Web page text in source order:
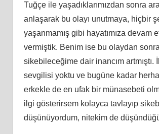
Tuğçe ile yaşadıklarımızdan sonra
anlaşarak bu olayı unutmaya, hiçbir
yaşanmamış gibi hayatımıza devam
vermiştik. Benim ise bu olaydan
sikebileceğime dair inancım artmıştı.
sevgilisi yoktu ve bugüne kadar
erkekle de en ufak bir münasebeti
ilgi gösterirsem kolayca tavlayıp
düşünüyordum, nitekim de